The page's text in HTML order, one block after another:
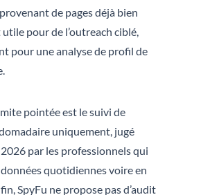
de pages déjà bien
utile pour de l’outreach ciblé,
pour une analyse de profil de
pointée est le suivi de
uniquement, jugé
par les professionnels qui
quotidiennes voire en
SpyFu ne propose pas d’audit